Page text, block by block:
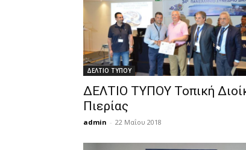
ΔΕΛΤΙΟ ΤΥΠΟΥ
ΔΕΛΤΙΟ ΤΥΠΟΥ Τοπική
Πιερίας
admin - 22 Μαΐου 2018